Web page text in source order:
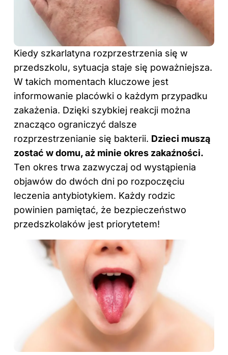
Kiedy szkarlatyna rozprzestrzenia się w
przedszkolu, sytuacja staje się poważniejsza.
W takich momentach kluczowe jest
informowanie placówki o każdym przypadku
zakażenia. Dzięki szybkiej reakcji można
znacząco ograniczyć dalsze
rozprzestrzenianie się bakterii. Dzieci muszą
zostać w domu, aż minie okres zakaźności.
Ten okres trwa zazwyczaj od wystąpienia
objawów do dwóch dni po rozpoczęciu
leczenia antybiotykiem. Każdy rodzic
powinien pamiętać, że bezpieczeństwo
przedszkolaków jest priorytetem!